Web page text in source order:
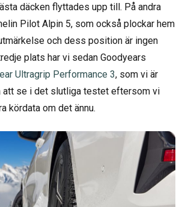
däcken flyttades upp till. På andra
Pilot Alpin 5, som också plockar hem
och dess position är ingen
plats har vi sedan Goodyears
Ultragrip Performance 3, som vi är
att se i det slutliga testet eftersom vi
kördata om det ännu.